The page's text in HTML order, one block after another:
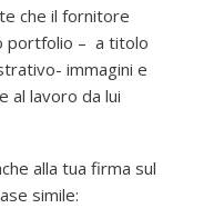
che il fornitore
portfolio – a titolo
immagini e
al lavoro da lui
alla tua firma sul
simile: